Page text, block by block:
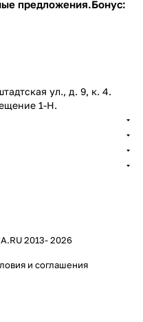
предложения.Бонус:
ул., д. 9, к. 4.
1-Н.
2013- 2026
и соглашения